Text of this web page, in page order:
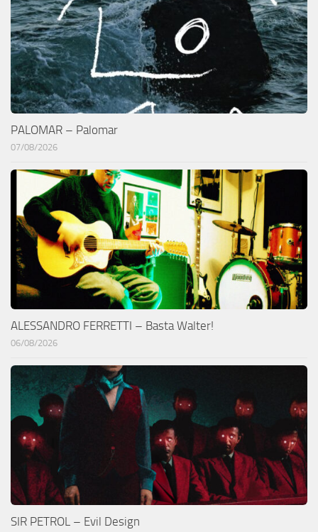
PALOMAR – Palomar
07/08/2026
ALESSANDRO FERRETTI – Basta Walter!
06/08/2026
SIR PETROL – Evil Design